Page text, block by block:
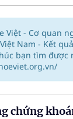
Việt - Cơ quan
Việt Nam - Kết
bạn tìm được
chứng